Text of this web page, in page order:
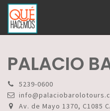
PALACIO
5239-0600
Av. de Mayo 1370, C1085